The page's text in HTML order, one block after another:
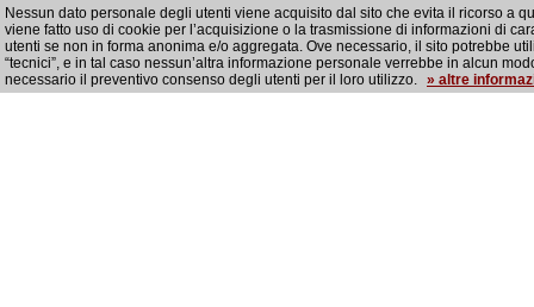
Nessun dato personale degli utenti viene acquisito dal sito che evita il ricorso a
viene fatto uso di cookie per l’acquisizione o la trasmissione di informazioni di
utenti se non in forma anonima e/o aggregata. Ove necessario, il sito potrebbe
“tecnici”, e in tal caso nessun’altra informazione personale verrebbe in alcun
necessario il preventivo consenso degli utenti per il loro utilizzo. » altre